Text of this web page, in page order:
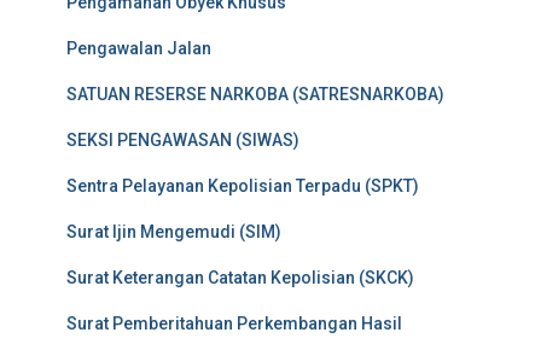
Pengawalan Jalan
SATUAN RESERSE NARKOBA (SATRESNARKOBA)
SEKSI PENGAWASAN (SIWAS)
Sentra Pelayanan Kepolisian Terpadu (SPKT)
Surat Ijin Mengemudi (SIM)
Surat Keterangan Catatan Kepolisian (SKCK)
Surat Pemberitahuan Perkembangan Hasil